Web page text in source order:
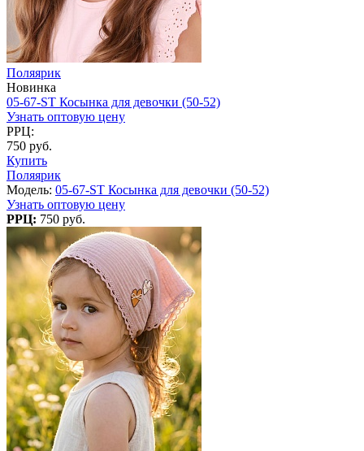
Поляярик
Новинка
05-67-ST Косынка для девочки (50-52)
Узнать оптовую цену
РРЦ:
750 руб.
Купить
Поляярик
Модель: 05-67-ST Косынка для девочки (50-52)
Узнать оптовую цену
РРЦ: 750 руб.